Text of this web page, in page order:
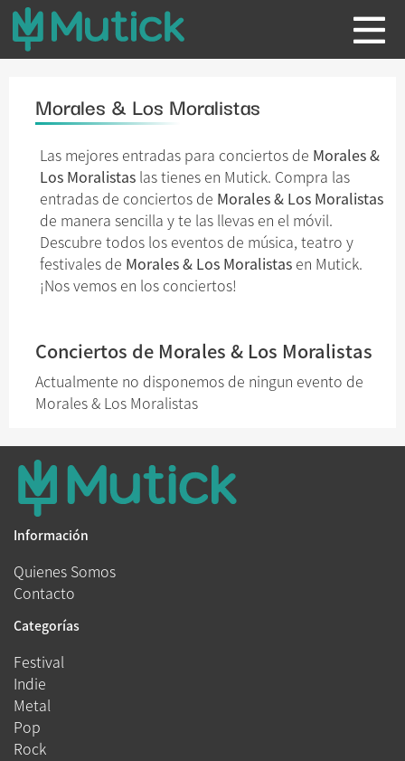
Morales & Los Moralistas
Las mejores entradas para conciertos de Morales &
Los Moralistas las tienes en Mutick. Compra las
entradas de conciertos de Morales & Los Moralistas
de manera sencilla y te las llevas en el móvil.
Descubre todos los eventos de música, teatro y
festivales de Morales & Los Moralistas en Mutick.
¡Nos vemos en los conciertos!
Conciertos de Morales & Los Moralistas
Actualmente no disponemos de ningun evento de
Morales & Los Moralistas
Información
Quienes Somos
Contacto
Categorías
Festival
Indie
Metal
Pop
Rock